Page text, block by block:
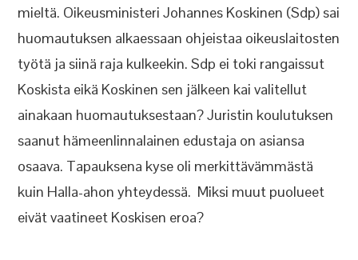
mieltä. Oikeusministeri Johannes Koskinen (Sdp) sai
huomautuksen alkaessaan ohjeistaa oikeuslaitosten
työtä ja siinä raja kulkeekin. Sdp ei toki rangaissut
Koskista eikä Koskinen sen jälkeen kai valitellut
ainakaan huomautuksestaan? Juristin koulutuksen
saanut hämeenlinnalainen edustaja on asiansa
osaava. Tapauksena kyse oli merkittävämmästä
kuin Halla-ahon yhteydessä. Miksi muut puolueet
eivät vaatineet Koskisen eroa?